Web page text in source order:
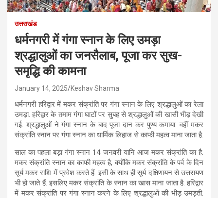
उत्तराखंड
धर्मनगरी में गंगा स्नान के लिए उमड़ा
श्रद्धालुओं का जनसैलाब, पूजा कर सुख-
समृद्धि की कामना
January 14, 2025 Keshav Sharma
धर्मनगरी हरिद्वार में मकर संक्रांति पर गंगा स्नान के लिए श्रद्धालुओं का रेला
उमड़ा. हरिद्वार के तमाम गंगा घाटों पर सुबह से श्रद्धालुओं की खासी भीड़ देखी
गई. श्रद्धालुओं ने गंगा स्नान के बाद पूजा दान कर पुण्य कमाया. वहीं मकर
संक्रांति स्नान पर गंगा स्नान का धार्मिक लिहाज से काफी महत्व माना जाता है.
साल का पहला बड़ा गंगा स्नान 14 जनवरी यानि आज मकर संक्रांति का है.
मकर संक्रांति स्नान का काफी महत्व है, क्योंकि मकर संक्रांति के पर्व के दिन
सूर्य मकर राशि में प्रवेश करते हैं. इसी के साथ ही सूर्य दक्षिणायन से उत्तरायण
भी हो जाते हैं. इसलिए मकर संक्रांति के स्नान का खास माना जाता है. हरिद्वार
में मकर संक्रांति पर गंगा स्नान करने के लिए श्रद्धालुओं की भीड़ उमड़ती.